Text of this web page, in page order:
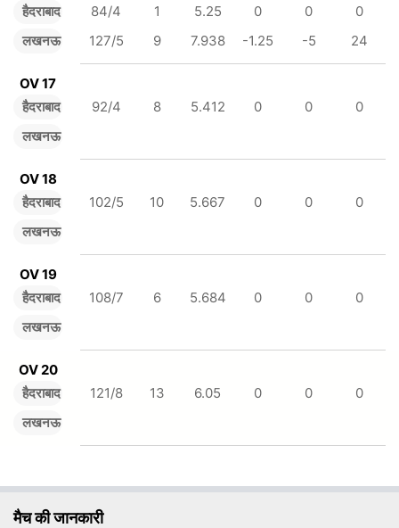
हैदराबाद
लखनऊ
84/4 1 5.25 0 0
0
127/5
9 7.938 -1.25 -5 24
OV 17
हैदराबाद
लखनऊ
92/4 8 5.412 0 0 0
OV 18
हैदराबाद
लखनऊ
102/5 10 5.667 0 0 0
OV 19
हैदराबाद
लखनऊ
108/7 6 5.684 0 0 0
OV 20
हैदराबाद
लखनऊ
121/8 13 6.05 0 0 0
मैच की जानकारी